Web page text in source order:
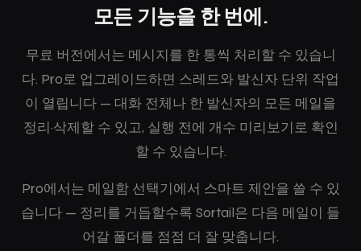
모든 기능을 한 번에.
무료 버전에서는 메시지를 한 통씩 처리할 수 있습니
다. Pro로 업그레이드하면 스레드와 발신자 단위 작업
이 열립니다 — 대화 전체나 한 발신자의 모든 메일을
정리·삭제할 수 있고, 실행 전에 개수 미리보기로 확인
할 수 있습니다.
Pro에서는 메일함 선택기에서 스마트 제안을 쓸 수 있
습니다 — 정리를 거듭할수록 Sortail은 다음 메일이 들
어갈 폴더를 점점 더 잘 맞춥니다.